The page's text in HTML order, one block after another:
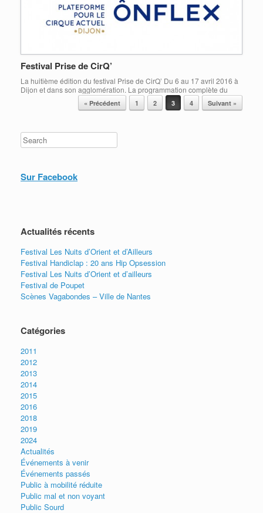
Festival Prise de CirQ’
La huitième édition du festival Prise de CirQ’ Du 6 au 17 avril 2016 à
Dijon et dans son agglomération. La programmation complète du
festival est dès à présent disponible sur notre site internet, en cliquant
sur le lien : http://www.cirqonflex.fr/prise-de-cirq-du-6-au-17-avril-
accompagnateurs de La […]
« Précédent 1 2 3 4 Suivant »
Search
Sur Facebook
Actualités récents
Festival Les Nuits d’Orient et d’Ailleurs
Festival Handiclap : 20 ans Hip Opsession
Festival Les Nuits d’Orient et d’ailleurs
Festival de Poupet
Scènes Vagabondes – Ville de Nantes
Catégories
2011
2012
2013
2014
2015
2016
2018
2019
2024
Actualités
Événements à venir
Événements passés
Public à mobilité réduite
Public mal et non voyant
Public Sourd